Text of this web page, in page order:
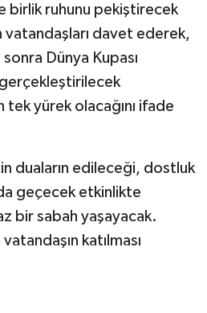
birlik ruhunu pekiştirecek
davet ederek,
Dünya Kupası
gerçekleştirilecek
tek yürek olacağını ifade
duaların edileceği, dostluk
geçecek etkinlikte
bir sabah yaşayacak.
katılması